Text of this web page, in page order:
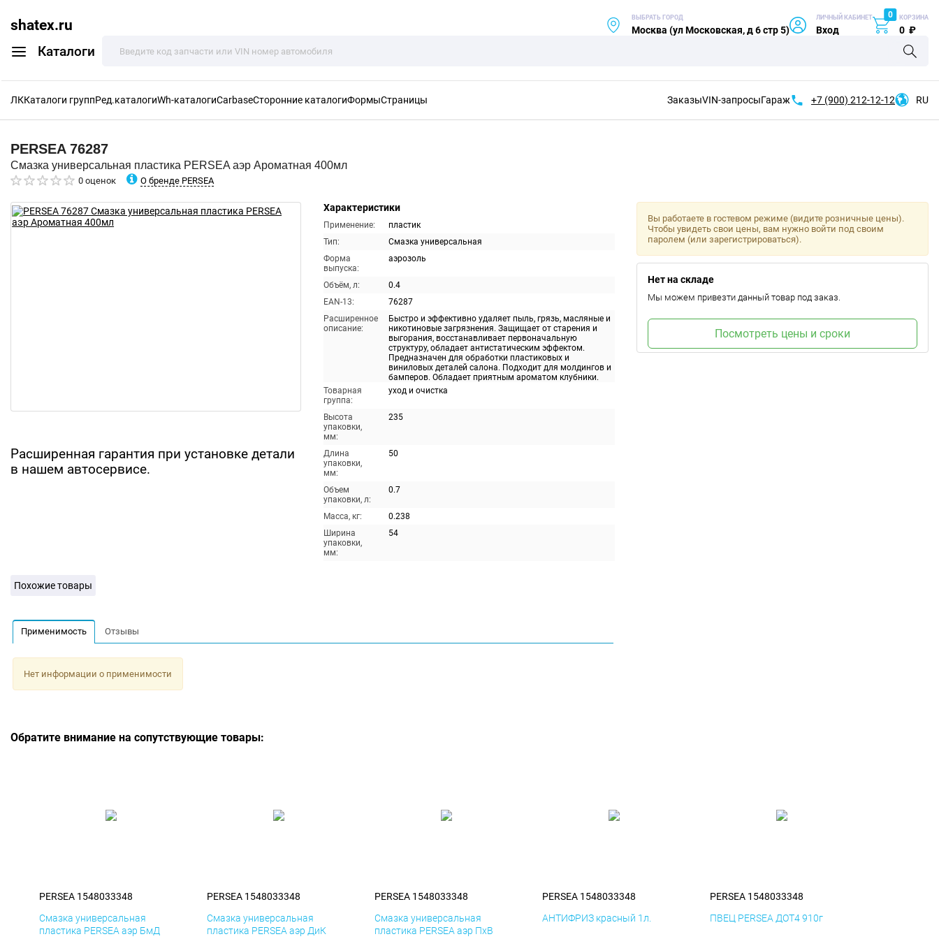
shatex.ru
Каталоги
ВЫБРАТЬ ГОРОД
Москва (ул Московская, д 6 стр 5)
ЛИЧНЫЙ КАБИНЕТ
Вход
0 КОРЗИНА
0 ₽
ЛККаталоги группРед.каталогиWh-каталогиCarbaseСторонние каталогиФормыСтраницы ЗаказыVIN-запросыГараж +7 (900) 212-12-12 RU
PERSEA 76287
Смазка универсальная пластика PERSEA аэр Ароматная 400мл
0 оценок О бренде PERSEA
Расширенная гарантия при установке детали
в нашем автосервисе.
Характеристики
Применение:
пластик
Тип:
Смазка универсальная
Форма
выпуска:
аэрозоль
Объём, л:
0.4
EAN-13:
76287
Расширенное
описание:
Быстро и эффективно удаляет пыль, грязь, масляные и
никотиновые загрязнения. Защищает от старения и
выгорания, восстанавливает первоначальную
структуру, обладает антистатическим эффектом.
Предназначен для обработки пластиковых и
виниловых деталей салона. Подходит для молдингов и
бамперов. Обладает приятным ароматом клубники.
Товарная
группа:
уход и очистка
Высота
упаковки,
мм:
235
Длина
упаковки,
мм:
50
Объем
упаковки, л:
0.7
Масса, кг:
0.238
Ширина
упаковки,
мм:
54
Вы работаете в гостевом режиме (видите розничные цены).
Чтобы увидеть свои цены, вам нужно войти под своим
паролем (или зарегистрироваться).
Нет на складе
Мы можем привезти данный товар под заказ.
Посмотреть цены и сроки
Похожие товары
Применимость Отзывы
Нет информации о применимости
Обратите внимание на сопутствующие товары:
PERSEA 1548033348
Смазка универсальная
пластика PERSEA аэр БмД
PERSEA 1548033348
Смазка универсальная
пластика PERSEA аэр ДиК
PERSEA 1548033348
Смазка универсальная
пластика PERSEA аэр ПхВ
PERSEA 1548033348
АНТИФРИЗ красный 1л.
PERSEA 1548033348
ПВЕЦ PERSEA ДОТ4 910г